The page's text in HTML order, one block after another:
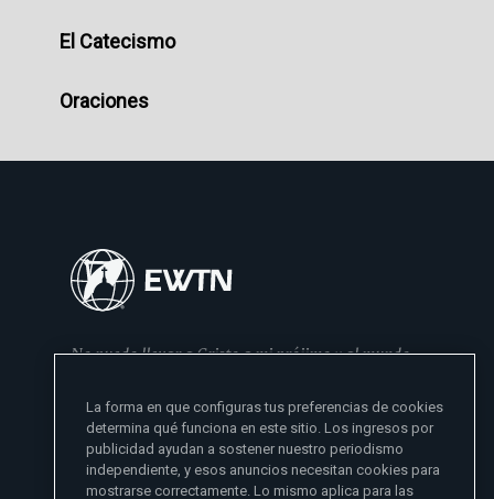
El Catecismo
Oraciones
No puedo llevar a Cristo a mi prójimo y al mundo
- Madre Angelica
La forma en que configuras tus preferencias de cookies
determina qué funciona en este sitio. Los ingresos por
publicidad ayudan a sostener nuestro periodismo
independiente, y esos anuncios necesitan cookies para
mostrarse correctamente. Lo mismo aplica para las